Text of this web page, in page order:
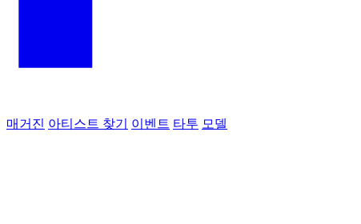
매거진 아티스트 찾기 이벤트 타투 모델